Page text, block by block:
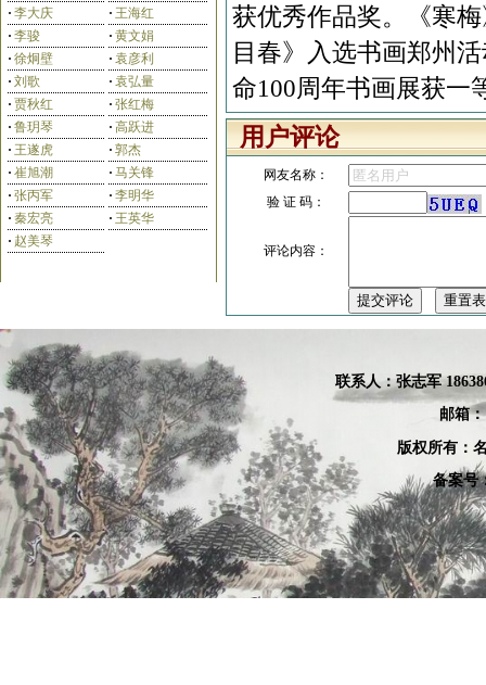
杨合法 孙永茂
宁学法 庄叶欣
· 李大庆 · 王海红
· 李骏 · 黄文娟
· 徐炯壁 · 袁彦利
· 刘歌 · 袁弘量
· 贾秋红 · 张红梅
· 鲁玥琴 · 高跃进
· 王遂虎 · 郭杰
· 崔旭潮 · 马关锋
· 张丙军 · 李明华
· 秦宏亮 · 王英华
· 赵美琴
获优秀作品奖。《寒
目春》入选书画郑州
命100周年书画展获一
用户评论
网友名称：
验 证 码：
评论内容：
联系人：张志军
邮箱：
版权所有：
备案号